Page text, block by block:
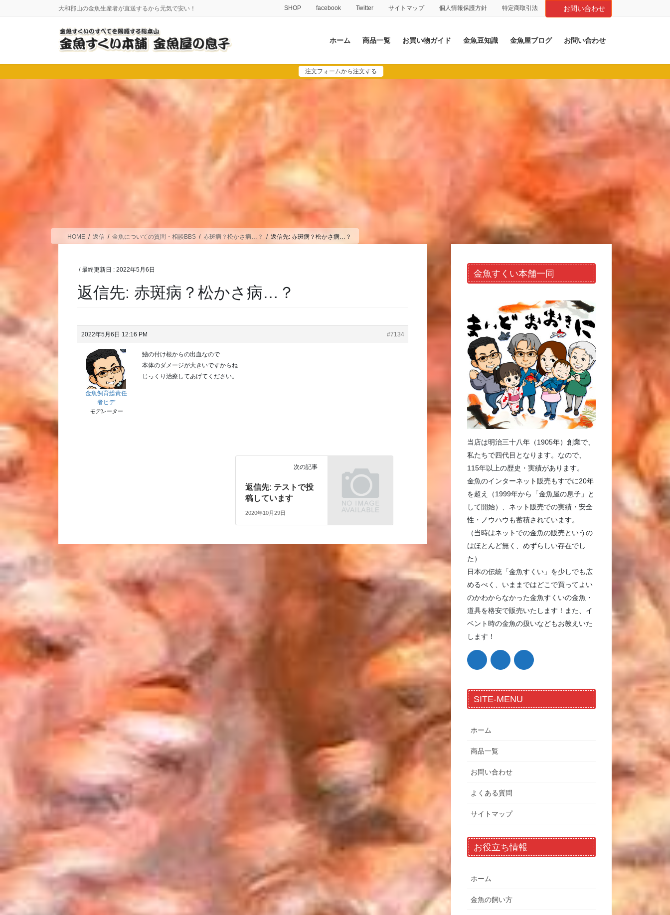
に
移
ョ
ン
大和郡山の金魚生産者が直送するから元気で安い！ SHOP facebook Twitter サイトマップ 個人情報保護方針 特定商取引法 お問い合わせ
ホーム 商品一覧 お買い物ガイド 金魚豆知識 金魚屋ブログ お問い合わせ
注文フォームから注文する
HOME 返信 金魚についての質問・相談BBS 赤斑病？松かさ病…？ 返信先: 赤斑病？松かさ病…？
/ 最終更新日 :2022年5月6日
返信先: 赤斑病？松かさ病…？
2022年5月6日 12:16 PM #7134
金魚飼育総責任
者ヒデ
モデレーター
鰭の付け根からの出血なので
本体のダメージが大きいですからね
じっくり治療してあげてください。
次の記事
返信先: テストで投
稿しています
2020年10月29日
金魚すくい本舗一同
当店は明治三十八年（1905年）創業で、
私たちで四代目となります。なので、
115年以上の歴史・実績があります。
金魚のインターネット販売もすでに20年
を超え（1999年から「金魚屋の息子」と
して開始）、ネット販売での実績・安全
性・ノウハウも蓄積されています。
（当時はネットでの金魚の販売というの
はほとんど無く、めずらしい存在でし
た）
日本の伝統「金魚すくい」を少しでも広
めるべく、いままではどこで買ってよい
のかわからなかった金魚すくいの金魚・
道具を格安で販売いたします！また、イ
ベント時の金魚の扱いなどもお教えいた
します！
SITE-MENU
ホーム
商品一覧
お問い合わせ
よくある質問
サイトマップ
お役立ち情報
ホーム
金魚の飼い方